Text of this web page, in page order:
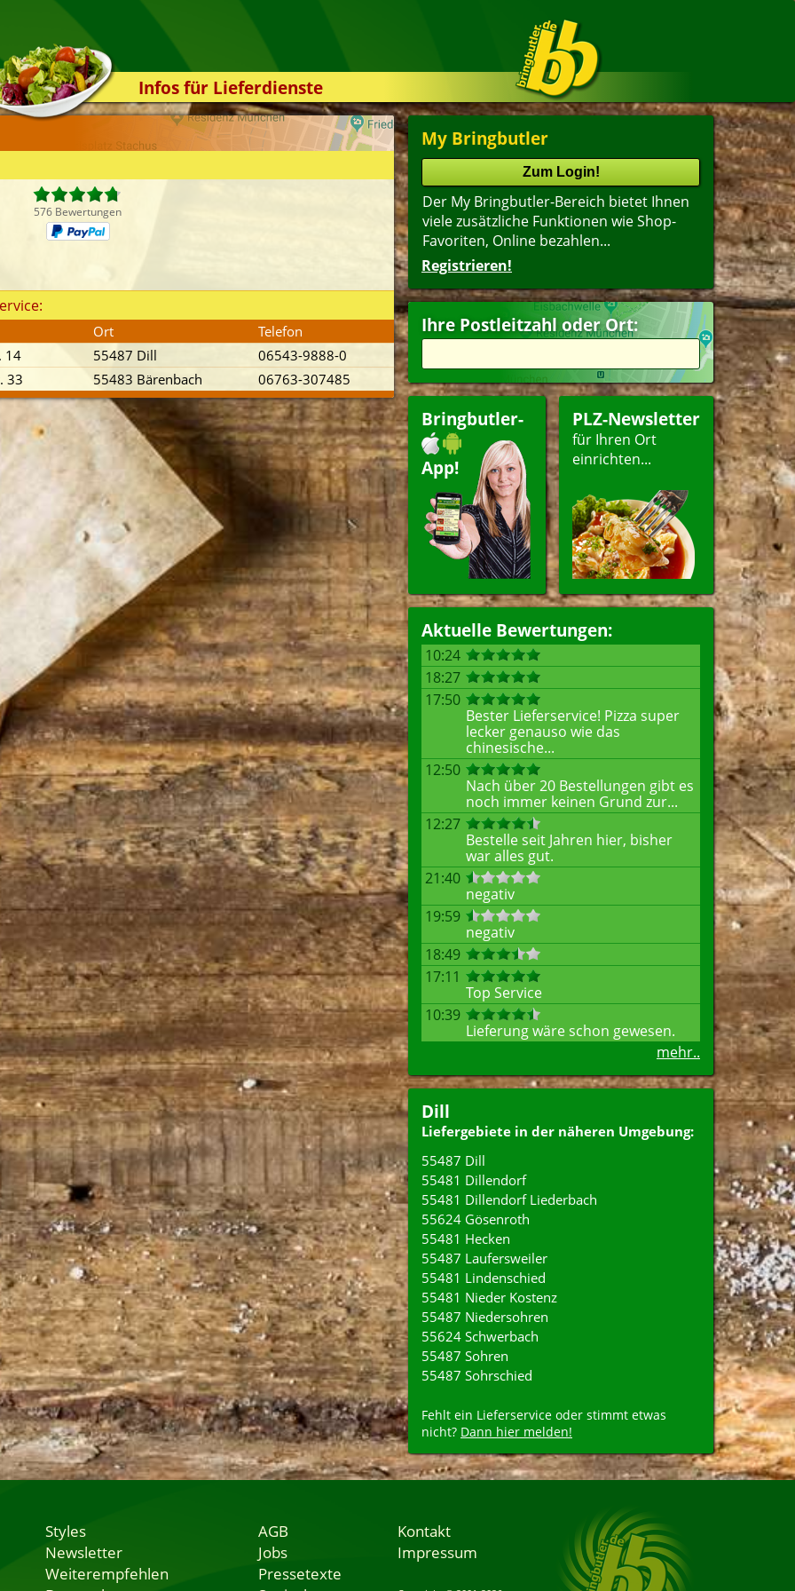
Infos für Lieferdienste
Kassensystem
Zuverlässigkeit
Kontakt
My Bringbutler
Der My Bringbutler-Bereich bietet Ihnen
viele zusätzliche Funktionen wie Shop-
Favoriten, Online bezahlen...
Registrieren!
Ihre Postleitzahl oder Ort:
Bringbutler-
App!
PLZ-Newsletter
für Ihren Ort
einrichten...
Aktuelle Bewertungen:
10:24
18:27
17:50
Bester Lieferservice! Pizza super
lecker genauso wie das
chinesische...
12:50
Nach über 20 Bestellungen gibt es
noch immer keinen Grund zur...
12:27
Bestelle seit Jahren hier, bisher
war alles gut.
21:40
negativ
19:59
negativ
18:49
17:11
Top Service
10:39
Lieferung wäre schon gewesen.
mehr..
Dill
Liefergebiete in der näheren Umgebung:
55487 Dill
55481 Dillendorf
55481 Dillendorf Liederbach
55624 Gösenroth
55481 Hecken
55487 Laufersweiler
55481 Lindenschied
55481 Nieder Kostenz
55487 Niedersohren
55624 Schwerbach
55487 Sohren
55487 Sohrschied
Fehlt ein Lieferservice oder stimmt etwas
nicht? Dann hier melden!
576 Bewertungen
Ort
Telefon
14 55487 Dill
06543-9888-0
33 55483 Bärenbach 06763-307485
Styles
Newsletter
Weiterempfehlen
AGB
Jobs
Pressetexte
Kontakt
Impressum